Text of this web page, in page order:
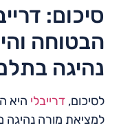
סיכום:
הבטוחה
נהיגה
לסיכום, דרייבלי היא
למציאת מורה נהיגה